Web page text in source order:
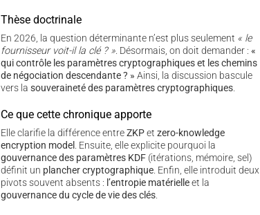
Thèse doctrinale
En 2026, la question déterminante n’est plus seulement « le
fournisseur voit-il la clé ? ». Désormais, on doit demander : «
qui contrôle les paramètres cryptographiques et les chemins
de négociation descendante ? » Ainsi, la discussion bascule
vers la souveraineté des paramètres cryptographiques.
Ce que cette chronique apporte
Elle clarifie la différence entreZKPet zero-knowledge
encryption model. Ensuite, elle explicite pourquoi la
gouvernance des paramètres KDF(itérations, mémoire, sel)
définit un plancher cryptographique. Enfin, elle introduit deux
pivots souvent absents : l’entropie matérielleet la
gouvernance du cycle de vie des clés.